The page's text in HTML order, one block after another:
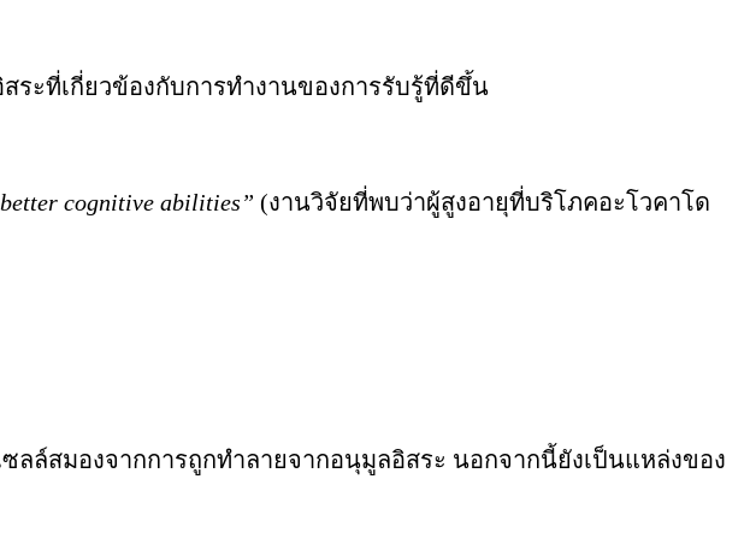
ระที่เกี่ยวข้องกับการทำงานของการรับรู้ที่ดีขึ้น
better cognitive abilities” (งานวิจัยที่พบว่าผู้สูงอายุที่บริโภคอะโวคาโด
ล์สมองจากการถูกทำลายจากอนุมูลอิสระ นอกจากนี้ยังเป็นแหล่งของ